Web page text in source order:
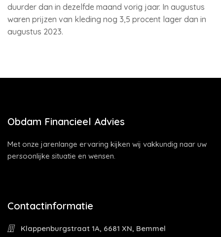
duurder dan in dezelfde maand vorig jaar. In augustus
waren prijzen van kleding nog 3,5 procent lager dan in
augustus 2023.
Obdam Financieel Advies
Met onze jarenlange ervaring kijken wij vakkundig naar uw
persoonlijke situatie en wensen.
Contactinformatie
Klappenburgstraat 1A, 6681 XN, Bemmel